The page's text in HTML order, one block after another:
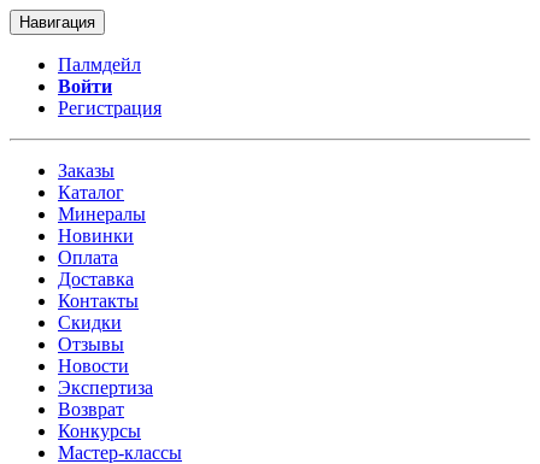
Навигация
Палмдейл
Войти
Регистрация
Заказы
Каталог
Минералы
Новинки
Оплата
Доставка
Контакты
Скидки
Отзывы
Новости
Экспертиза
Возврат
Конкурсы
Мастер-классы